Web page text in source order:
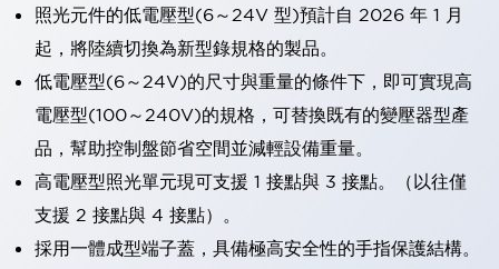
照光元件的低電壓型(6～24V 型)預計自 2026 年 1 月
起，將陸續切換為新型錄規格的製品。
低電壓型(6～24V)的尺寸與重量的條件下，即可實現高
電壓型(100～240V)的規格，可替換既有的變壓器型產
品，幫助控制盤節省空間並減輕設備重量。
高電壓型照光單元現可支援 1 接點與 3 接點。（以往僅
支援 2 接點與 4 接點）。
採用一體成型端子蓋，具備極高安全性的手指保護結構。